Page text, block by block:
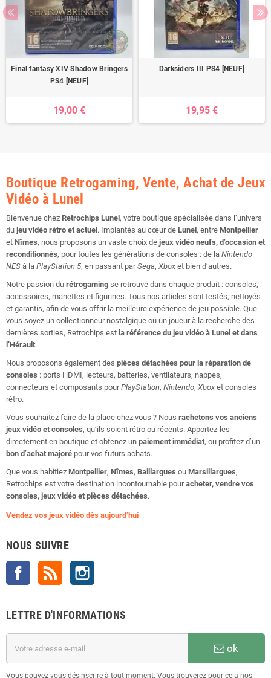
Final fantasy XIV Shadow Bringers
PS4 [NEUF]
19,00 €
Darksiders III PS4 [NEUF]
19,95 €
Boutique Retrogaming, Vente, Achat de Jeux
Vidéo à Lunel
Bienvenue chez Retrochips Lunel , votre boutique spécialisée dans l’univers
du jeu vidéo rétro et actuel . Implantés au cœur de Lunel , entre Montpellier
et Nîmes, nous proposons un vaste choix de jeux vidéo neufs, d’occasion et
reconditionnés, pour toutes les générations de consoles : de la Nintendo
NES à la PlayStation 5, en passant parSega, Xbox et bien d’autres.
Notre passion du rétrogaming se retrouve dans chaque produit : consoles,
accessoires, manettes et figurines. Tous nos articles sont testés, nettoyés
et garantis, afin de vous offrir la meilleure expérience de jeu possible. Que
vous soyez un collectionneur nostalgique ou un joueur à la recherche des
dernières sorties, Retrochips est la référence du jeu vidéo à Lunel et dans
l’Hérault.
Nous proposons également des pièces détachées pour la réparation de
consoles : ports HDMI, lecteurs, batteries, ventilateurs, nappes,
connecteurs et composants pourPlayStation, Nintendo, Xbox et consoles
rétro.
Vous souhaitez faire de la place chez vous ? Nous rachetons vos anciens
jeux vidéo et consoles, qu’ils soient rétro ou récents. Apportez-les
directement en boutique et obtenez un paiement immédiat, ou profitez d’un
bon d’achat majoré pour vos futurs achats.
Que vous habitiez Montpellier, Nîmes, Baillargues ou Marsillargues,
Retrochips est votre destination incontournable pouracheter, vendre vos
consoles, jeux vidéo et pièces détachées.
Vendez vos jeux vidéo dès aujourd’hui
NOUS SUIVRE
Facebook Rss
LETTRE D'INFORMATIONS
ok
Vous pouvez vous désinscrire à tout moment. Vous trouverez pour cela nos